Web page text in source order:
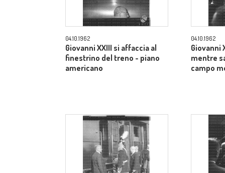
04.10.1962
Giovanni XXIII si affaccia al
finestrino del treno - piano
americano
04.10.1962
Giovanni
mentre
campo